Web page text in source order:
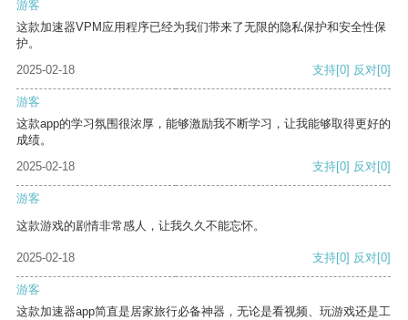
游客
这款加速器VPM应用程序已经为我们带来了无限的隐私保护和安全性保
护。
2025-02-18
支持[0] 反对[0]
游客
这款app的学习氛围很浓厚，能够激励我不断学习，让我能够取得更好的
成绩。
2025-02-18
支持[0] 反对[0]
游客
这款游戏的剧情非常感人，让我久久不能忘怀。
2025-02-18 支持[0] 反对[0]
游客
这款加速器app简直是居家旅行必备神器，无论是看视频、玩游戏还是工